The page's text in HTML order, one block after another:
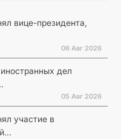
вице-президента,
06 Авг 2026
дел
05 Авг 2026
участие в